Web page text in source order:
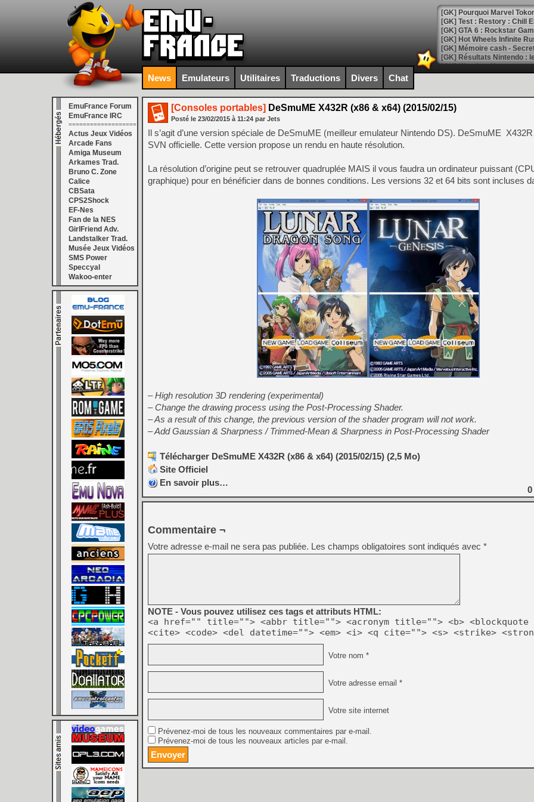
[GK] Pourquoi Marvel
[GK] Test : Restory : Chill
[GK] GTA 6 : Rockstar
[GK] Hot Wheels Infinite
[GK] Mémoire cash -
[GK] Résultats Nintendo :
[GK] Déjà des
[Mo5] Brickboy cherche à
[GK] Minecraft et ses «
[GK] Beast of
[GK] Ubisoft : fin de partie
[GK] Mémoire cash -
[GK] Dan Houser (GTA)
[GK] Comment EA Sports
[GK] Crimson Moon : un
[GK] Isle of Reveries : le
[GK] Moonlighter 2 : The
[GK] Capcom relance
[Mo5] Deux inédits du
[GK] Le beat'em up The
[GK] Endless Legend 2 :
[LS] [PS5] Le WebKit
[GK] Oubliez Crazy Taxi,
[LS] [Switch] NSZ 5.0.0
[GK] No More Room in
[GK] Un chatbot Atelier
[GK] Mémoire cash -
[GK] Nvidia : le prix des
[GK] Suikoden Star Leap :
[Mo5] La mini borne
News Emulateurs Utilitaires Traductions Divers Chat
EmuFrance Forum
EmuFrance IRC
===================
Actus Jeux Vidéos
Arcade Fans
Amiga Museum
Arkames Trad.
Bruno C. Zone
Calice
CBSata
CPS2Shock
EF-Nes
Fan de la NES
GirlFriend Adv.
Landstalker Trad.
Musée Jeux Vidéos
SMS Power
Speccyal
Wakoo-enter
[Consoles portables] DeSmuME X432R (x86 & x64) (2015/02/15)
Posté le 23/02/2015 à 11:24 par Jets
Il s’agit d’une version spéciale de DeSmuME (meilleur emulateur Nintendo DS). DeSmuME
SVN officielle. Cette version propose un rendu en haute résolution.
La résolution d’origine peut se retrouver quadruplée MAIS il vous faudra un ordinateur puissant
graphique) pour en bénéficier dans de bonnes conditions. Les versions 32 et 64 bits sont incluses
– High resolution 3D rendering (experimental)
– Change the drawing process using the Post-Processing Shader.
– As a result of this change, the previous version of the shader program will not work.
– Add Gaussian & Sharpness / Trimmed-Mean & Sharpness in Post-Processing Shader
Télécharger DeSmuME X432R (x86 & x64) (2015/02/15) (2,5 Mo)
Site Officiel
En savoir plus…
0
Commentaire ¬
Votre adresse e-mail ne sera pas publiée. Les champs obligatoires sont indiqués avec *
NOTE - Vous pouvez utilisez ces tags et attributs HTML:
<a href="" title=""> <abbr title=""> <acronym title=""> <b> <blockquote
<cite> <code> <del datetime=""> <em> <i> <q cite=""> <s> <strike>
Votre nom *
Votre adresse email *
Votre site internet
Prévenez-moi de tous les nouveaux commentaires par e-mail.
Prévenez-moi de tous les nouveaux articles par e-mail.